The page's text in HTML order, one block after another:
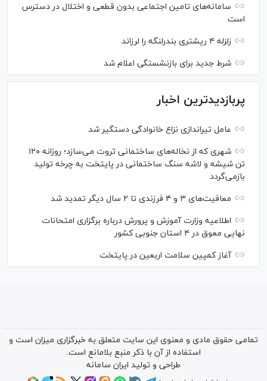
سامانه‌های تامین اجتماعی بدون قطعی و اختلال در دسترس
است
زلزله ۴ ریشتری بندرلنگه را لرزاند
شرط جدید برای بازنشستگی اعلام شد
پربازدیدترین اخبار
عامل تیراندازی نزاع خانوادگی دستگیر شد
شهری که از نخاله‌های ساختمانی ثروت می‌سازد؛ روزانه ۱۲۰
تن شیشه و لاشه سنگ ساختمانی در پایتخت به چرخه تولید
بازمی‌گردد
معافیت‌های ۳ و ۴ فرزندی تا ۲ سال دیگر تمدید شد
اطلاعیه وزارت آموزش و پرورش درباره برگزاری امتحانات
نهایی معوق در ۴ استان جنوبی کشور
آغاز کمپین سلامت اربعین در پایتخت
تمامی حقوق مادی و معنوی این سایت متعلق به خبرگزاری میزان است و
استفاده از آن با ذکر منبع بلامانع است.
طراحی و تولید ایران سامانه